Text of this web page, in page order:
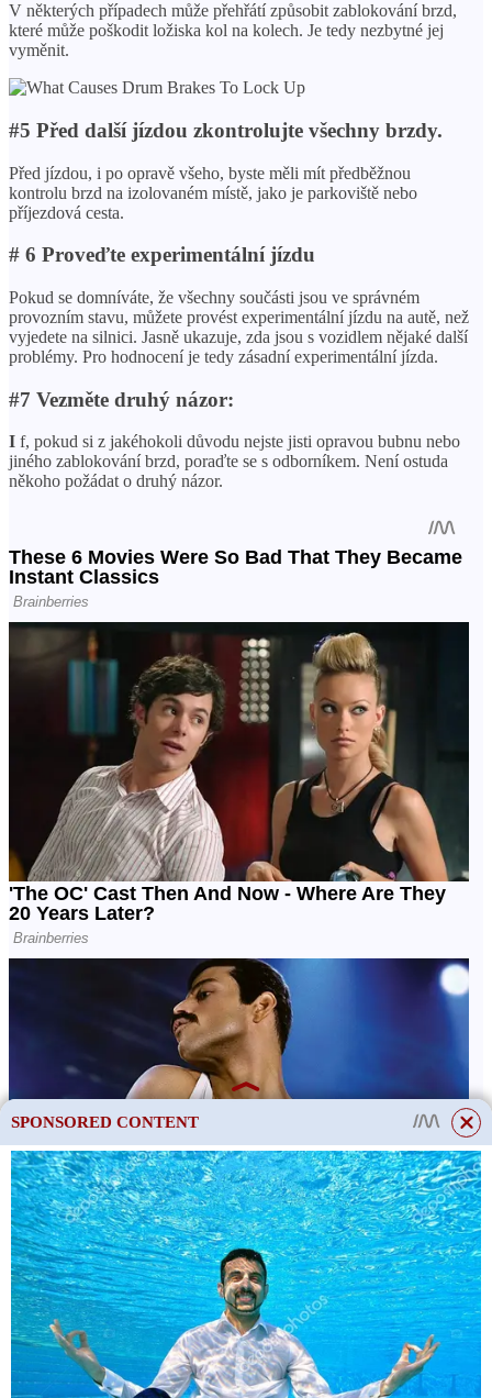
V některých případech může přehřátí způsobit zablokování brzd,
které může poškodit ložiska kol na kolech. Je tedy nezbytné jej
vyměnit.
#5 Před další jízdou zkontrolujte všechny brzdy.
Před jízdou, i po opravě všeho, byste měli mít předběžnou
kontrolu brzd na izolovaném místě, jako je parkoviště nebo
příjezdová cesta.
# 6 Proveďte experimentální jízdu
Pokud se domníváte, že všechny součásti jsou ve správném
provozním stavu, můžete provést experimentální jízdu na autě, než
vyjedete na silnici. Jasně ukazuje, zda jsou s vozidlem nějaké další
problémy. Pro hodnocení je tedy zásadní experimentální jízda.
#7 Vezměte druhý názor:
I f, pokud si z jakéhokoli důvodu nejste jisti opravou bubnu nebo
jiného zablokování brzd, poraďte se s odborníkem. Není ostuda
někoho požádat o druhý názor.
SPONSORED CONTENT